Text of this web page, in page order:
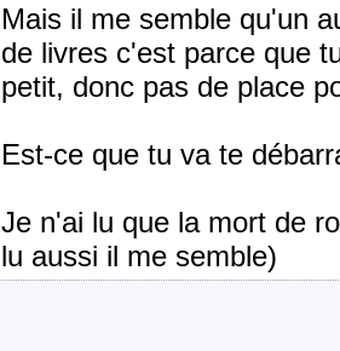
Mais il me semble qu'un
de livres c'est parce que
petit, donc pas de place
Est-ce que tu va te
Je n'ai lu que la mort de
lu aussi il me semble)